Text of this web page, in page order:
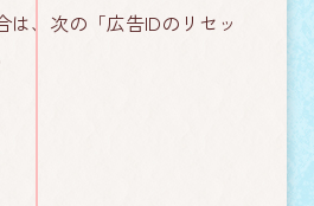
は、次の「広告IDのリセッ